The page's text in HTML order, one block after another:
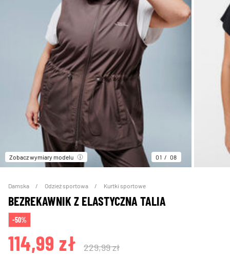
Zobacz wymiary modelu 01 08
Damska Odzież sportowa Kurtki sportowe
BEZREKAWNIK Z ELASTYCZNA TALIA
-50%
114,99 zł 229,99 zł